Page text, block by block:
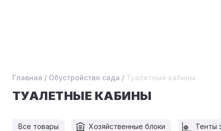
Главная / Обустройство сада / Туалетные кабины
ТУАЛЕТНЫЕ КАБИНЫ
Все товары Хозяйственные блоки Тенты